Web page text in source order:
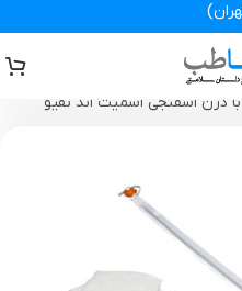
وکیوم تراپی زخم
درن اسفنجی اسمیت اند نفیو